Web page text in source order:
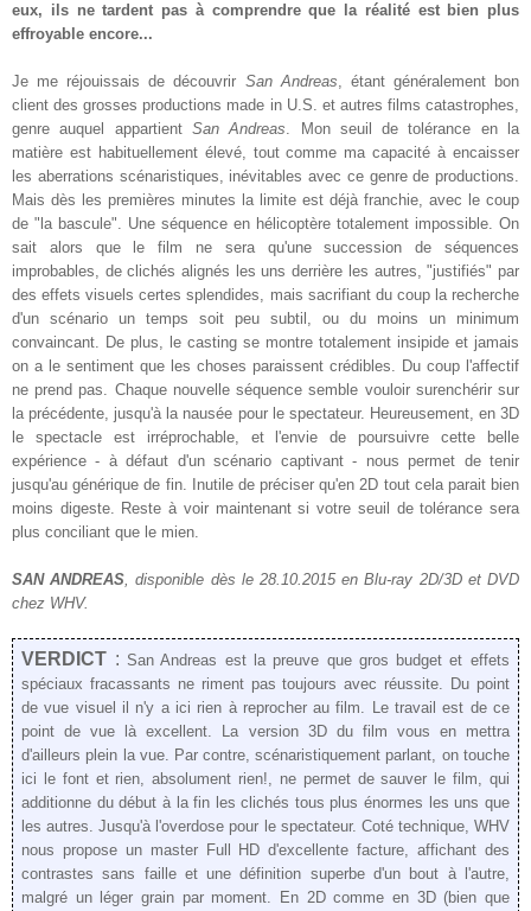
eux, ils ne tardent pas à comprendre que la réalité est bien plus
effroyable encore...
Je me réjouissais de découvrir San Andreas, étant généralement bon
client des grosses productions made in U.S. et autres films catastrophes,
genre auquel appartient San Andreas. Mon seuil de tolérance en la
matière est habituellement élevé, tout comme ma capacité à encaisser
les aberrations scénaristiques, inévitables avec ce genre de productions.
Mais dès les premières minutes la limite est déjà franchie, avec le coup
de "la bascule". Une séquence en hélicoptère totalement impossible. On
sait alors que le film ne sera qu'une succession de séquences
improbables, de clichés alignés les uns derrière les autres, "justifiés" par
des effets visuels certes splendides, mais sacrifiant du coup la recherche
d'un scénario un temps soit peu subtil, ou du moins un minimum
convaincant. De plus, le casting se montre totalement insipide et jamais
on a le sentiment que les choses paraissent crédibles. Du coup l'affectif
ne prend pas. Chaque nouvelle séquence semble vouloir surenchérir sur
la précédente, jusqu'à la nausée pour le spectateur. Heureusement, en 3D
le spectacle est irréprochable, et l'envie de poursuivre cette belle
expérience - à défaut d'un scénario captivant - nous permet de tenir
jusqu'au générique de fin. Inutile de préciser qu'en 2D tout cela parait bien
moins digeste. Reste à voir maintenant si votre seuil de tolérance sera
plus conciliant que le mien.
SAN ANDREAS, disponible dès le 28.10.2015 en Blu-ray 2D/3D et DVD
chez WHV.
VERDICT : San Andreas est la preuve que gros budget et effets
spéciaux fracassants ne riment pas toujours avec réussite. Du point
de vue visuel il n'y a ici rien à reprocher au film. Le travail est de ce
point de vue là excellent. La version 3D du film vous en mettra
d'ailleurs plein la vue. Par contre, scénaristiquement parlant, on touche
ici le font et rien, absolument rien!, ne permet de sauver le film, qui
additionne du début à la fin les clichés tous plus énormes les uns que
les autres. Jusqu'à l'overdose pour le spectateur. Coté technique, WHV
nous propose un master Full HD d'excellente facture, affichant des
contrastes sans faille et une définition superbe d'un bout à l'autre,
malgré un léger grain par moment. En 2D comme en 3D (bien que